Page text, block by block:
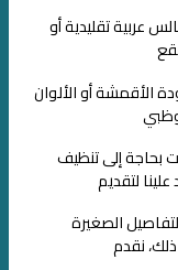
عربيةتقليدية أو
الأقمشة أو الألوان
بحاجة إلى تنظيف
لتقديم
الصغيرة
نقدم